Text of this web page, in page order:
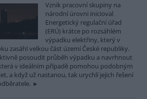
Vznik pracovní skupiny na
národní úrovni inicioval
Energetický regulační úřad
(ERÚ) krátce po rozsáhlém
výpadku elektřiny, který v
zasáhl velkou část území České republiky.
posoudit průběh výpadku a navrhnout
v ideálním případě pomohou podobným
a když už nastanou, tak urychlí jejich řešení